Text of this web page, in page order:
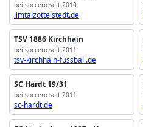
bei soccero seit 2010
ilmtalzottelstedt.de
TSV 1886 Kirchhain
bei soccero seit 2011
tsv-kirchhain-fussball.de
SC Hardt 19/31
bei soccero seit 2011
sc-hardt.de